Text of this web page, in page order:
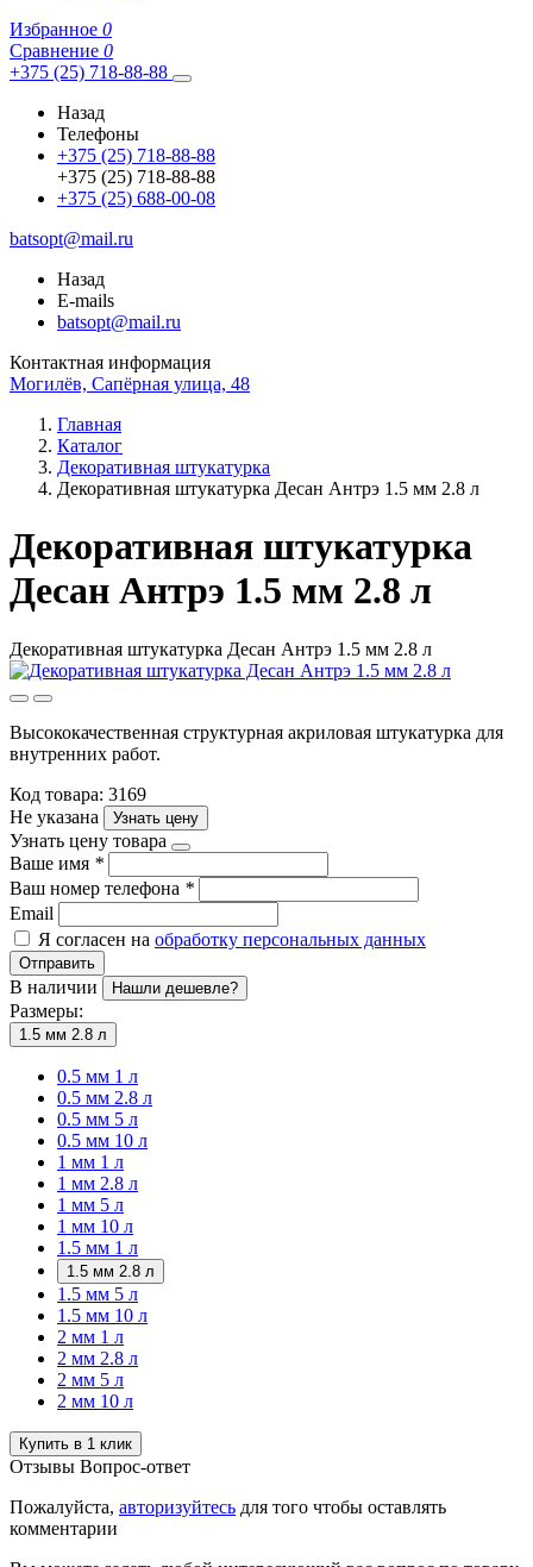
Избранное 0
Сравнение 0
+375 (25) 718-88-88
Назад
Телефоны
+375 (25) 718-88-88
+375 (25) 718-88-88
+375 (25) 688-00-08
batsopt@mail.ru
Назад
E-mails
batsopt@mail.ru
Контактная информация
Могилёв, Сапёрная улица, 48
Главная
Каталог
Декоративная штукатурка
Декоративная штукатурка Десан Антрэ 1.5 мм 2.8 л
Декоративная штукатурка
Десан Антрэ 1.5 мм 2.8 л
Декоративная штукатурка Десан Антрэ 1.5 мм 2.8 л
Высококачественная структурная акриловая штукатурка для
внутренних работ.
Код товара: 3169
Не указана
Узнать цену
Узнать цену товара
Ваше имя *
Ваш номер телефона *
Email
Я согласен на обработку персональных данных
Отправить
В наличии Нашли дешевле?
Размеры:
1.5 мм 2.8 л
0.5 мм 1 л
0.5 мм 2.8 л
0.5 мм 5 л
0.5 мм 10 л
1 мм 1 л
1 мм 2.8 л
1 мм 5 л
1 мм 10 л
1.5 мм 1 л
1.5 мм 2.8 л
1.5 мм 5 л
1.5 мм 10 л
2 мм 1 л
2 мм 2.8 л
2 мм 5 л
2 мм 10 л
Купить в 1 клик
Отзывы Вопрос-ответ
Пожалуйста, авторизуйтесь для того чтобы оставлять
комментарии